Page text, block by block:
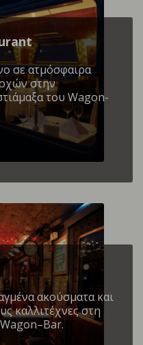
σε ατμόσφαιρα
στην
του Wagon-
ακούσματα και
καλλιτέχνες στη